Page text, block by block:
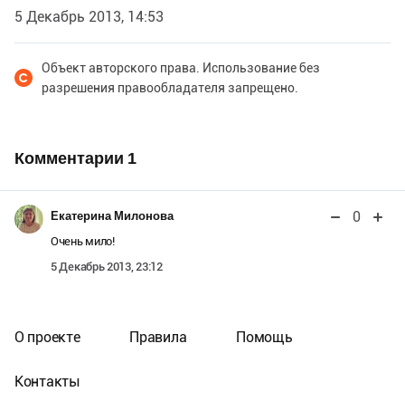
5 Декабрь 2013, 14:53
Объект авторского права. Использование без
разрешения правообладателя запрещено.
Комментарии 1
Екатерина Милонова 0
Очень мило!
5 Декабрь 2013, 23:12
О проекте Правила Помощь
Контакты